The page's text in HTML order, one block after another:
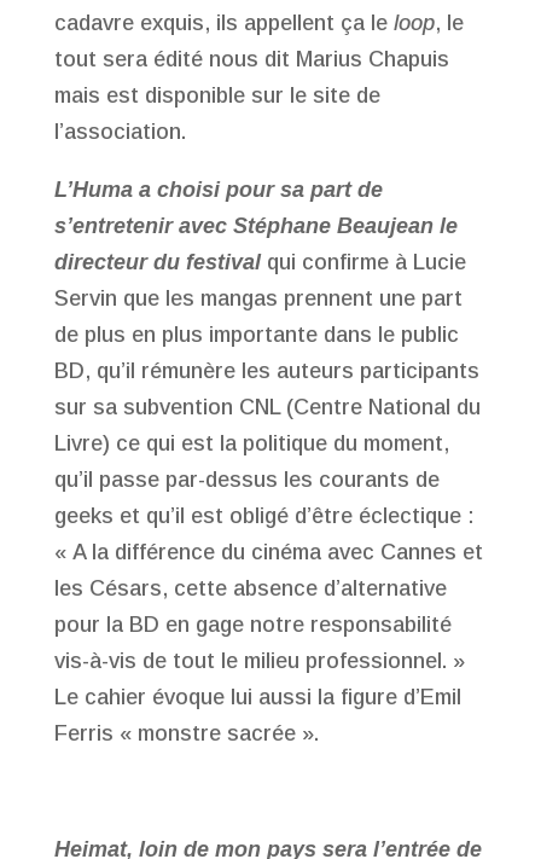
cadavre exquis, ils appellent ça le loop, le
tout sera édité nous dit Marius Chapuis
mais est disponible sur le site de
l’association.
L’Huma a choisi pour sa part de
s’entretenir avec Stéphane Beaujean le
directeur du festival qui confirme à Lucie
Servin que les mangas prennent une part
de plus en plus importante dans le public
BD, qu’il rémunère les auteurs participants
sur sa subvention CNL (Centre National du
Livre) ce qui est la politique du moment,
qu’il passe par-dessus les courants de
geeks et qu’il est obligé d’être éclectique :
« A la différence du cinéma avec Cannes et
les Césars, cette absence d’alternative
pour la BD en gage notre responsabilité
vis-à-vis de tout le milieu professionnel. »
Le cahier évoque lui aussi la figure d’Emil
Ferris « monstre sacrée ».
Heimat, loin de mon pays sera l’entrée de